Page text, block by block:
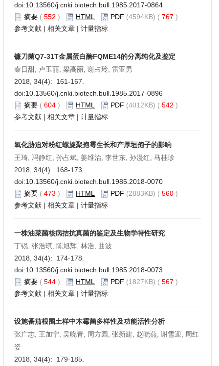
doi:10.13560/j.cnki.biotech.bull.1985.2017-0864
摘要 ( 552 ) HTML PDF (4594KB) ( 767 )
参考文献 | 相关文章 | 计量指标
镰刀菌Q7-31T金属蛋白酶FQME14的分离纯化及鉴定
秦日甜, 卢玉丽, 梁高丽, 谢占玲, 雷亚男
2018, 34(4): 161-167.
doi:10.13560/j.cnki.biotech.bull.1985.2017-0896
摘要 ( 604 ) HTML PDF (4012KB) ( 542 )
参考文献 | 相关文章 | 计量指标
氧化胁迫对粉红螺旋聚孢霉生长和产厚垣孢子的影响
王琦, 冯静红, 孙占斌, 姜维治, 李世东, 孙漫红, 马桂珍
2018, 34(4): 168-173.
doi:10.13560/j.cnki.biotech.bull.1985.2018-0070
摘要 ( 473 ) HTML PDF (2883KB) ( 560 )
参考文献 | 相关文章 | 计量指标
一株油菜菌核病拮抗真菌的鉴定及生物学特性研究
丁锐, 张浩琪, 陈旭辉, 林浩, 曲波
2018, 34(4): 174-178.
doi:10.13560/j.cnki.biotech.bull.1985.2018-0073
摘要 ( 544 ) HTML PDF (1827KB) ( 567 )
参考文献 | 相关文章 | 计量指标
设施番茄根围土样中木霉菌多样性及功能活性分析
张广志, 王加宁, 吴晓青, 周方园, 张新建, 赵晓燕, 谢雪迎, 周红
姿
2018, 34(4): 179-185.